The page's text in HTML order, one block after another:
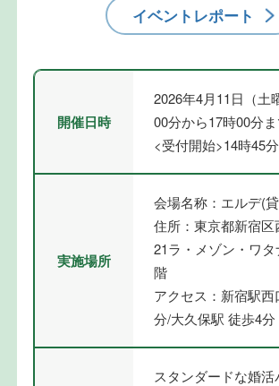
イベントレポート
開催日時
2026年4月11日（土
00分から17時00分
<受付開始>14時45
実施場所
会場名称：エルデ(
住所：東京都新宿区
21ラ・メゾン・ワタ
階
アクセス：新宿駅西
分/大久保駅 徒歩4分
スタンダードな婚